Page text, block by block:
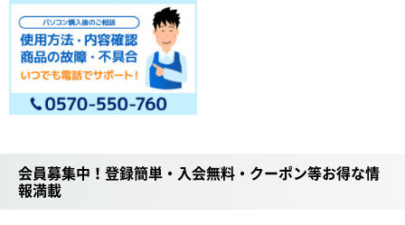
会員募集中！登録簡単・入会無料・クーポン等お得な情
報満載